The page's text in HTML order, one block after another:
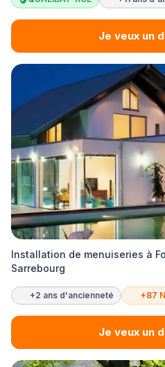
Je veux un
Installation de menuiseries à
Sarrebourg
+2 ans d'ancienneté +87
Je veux un